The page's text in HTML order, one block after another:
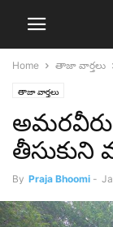
Home తాజా వార్తలు
తాజా వార్తలు
తీసుకుని
By Praja Bhoomi -